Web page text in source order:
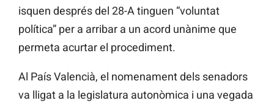
isquen després del 28-A tinguen “voluntat
política” per a arribar a un acord unànime que
permeta acurtar el procediment.
Al País Valencià, el nomenament dels senadors
va lligat a la legislatura autonòmica i una vegada